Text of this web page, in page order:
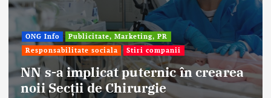
ONG Info
Publicitate, Marketing, PR
Responsabilitate sociala
Stiri companii
NN s-a implicat puternic în crearea
noii Secții de Chirurgie